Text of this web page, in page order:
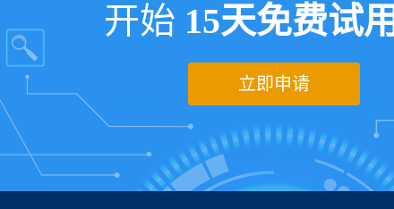
开始 15天免费试用
立即申请